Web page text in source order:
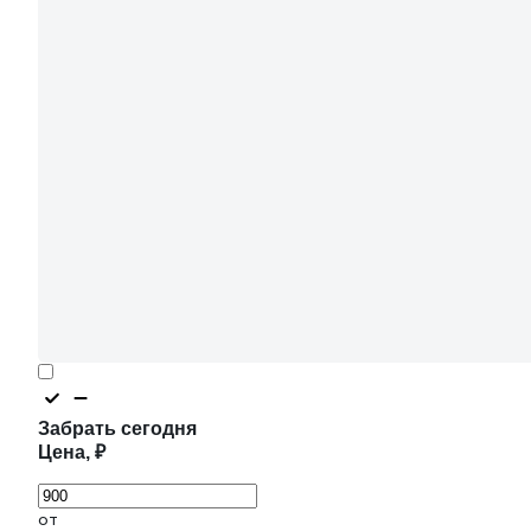
Забрать сегодня
Цена, ₽
от